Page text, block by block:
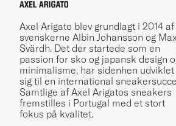
Axel Arigato blev grundlagt i 2014 af
svenskerne Albin Johansson og Max
Svärdh. Det der startede som en
passion for sko og japansk design
minimalisme, har sidenhen udviklet
sig til en international
Samtlige af Axel Arigatos sneakers
fremstilles i Portugal med et stort
fokus på kvalitet.